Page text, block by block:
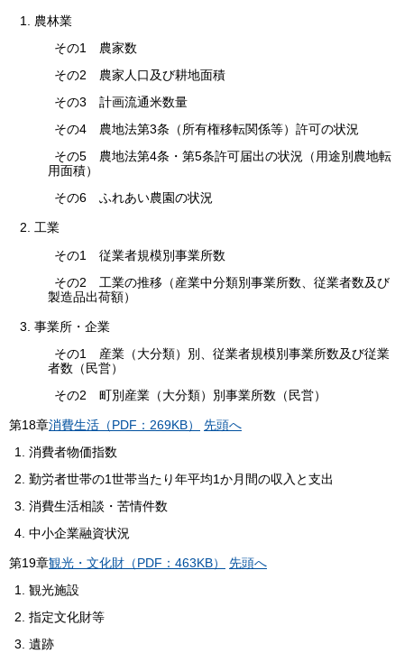
1. 農林業
その1 農家数
その2 農家人口及び耕地面積
その3 計画流通米数量
その4 農地法第3条（所有権移転関係等）許可の状況
その5 農地法第4条・第5条許可届出の状況（用途別農地転
用面積）
その6 ふれあい農園の状況
2. 工業
その1 従業者規模別事業所数
その2 工業の推移（産業中分類別事業所数、従業者数及び
製造品出荷額）
3. 事業所・企業
その1 産業（大分類）別、従業者規模別事業所数及び従業
者数（民営）
その2 町別産業（大分類）別事業所数（民営）
第18章消費生活（PDF：269KB）
先頭へ
消費者物価指数
勤労者世帯の1世帯当たり年平均1か月間の収入と支出
消費生活相談・苦情件数
中小企業融資状況
第19章観光・文化財（PDF：463KB）
先頭へ
観光施設
指定文化財等
遺跡